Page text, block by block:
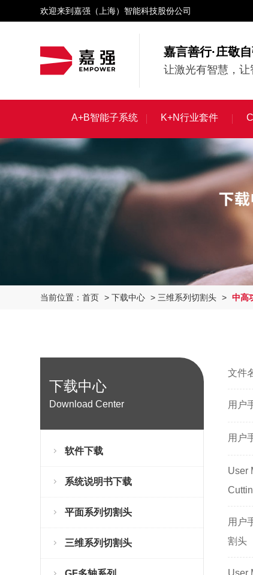
欢迎来到嘉强（上海）智能科技股份公司
嘉言善行·庄敬
让激光有智慧，
A+B智能子系统
A+B智能子系统
K+N行业套件
K+N行业套件
当前位置：首页 >下载中心 > 三维系列切割头 > 中高
下载中心
Download Center
软件下载
系统说明书下载
平面系列切割头
三维系列切割头
文件
用户
用户
User
用户
割头
User